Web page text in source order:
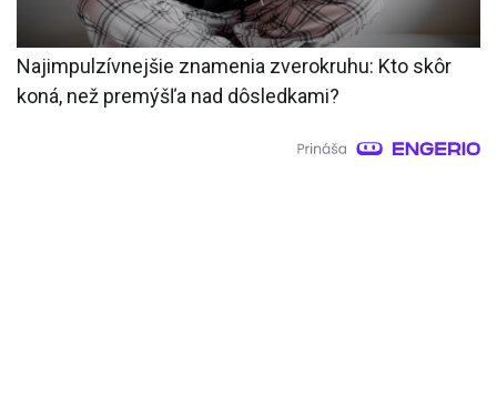
Najimpulzívnejšie znamenia zverokruhu: Kto skôr
koná, než premýšľa nad dôsledkami?